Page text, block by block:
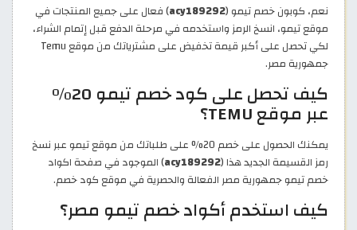
نعم، كوبون خصم تيمو (acy189292) فعال على جميع المنتجات في
موقع تيمو، انسخ الرمز واستخدمه في مرحلة الدفع قبل إتمام الشراء،
لكي تحصل على أكبر قيمة تخفيض على مشترياتك من موقع Temu
جمهورية مصر.
كيف تحصل على كود خصم تيمو 20%
عبر موقع TEMU؟
يمكنك الحصول على خصم 20% على طلباتك من موقع تيمو عبر نسخ
رمز القسيمة الجديد هذا (acy189292) الموجود في صفحة اكواد
خصم تيمو جمهورية مصر الفعالة والحصرية في موقع كود خصم.
كيف استخدم أكواد خصم تيمو مصر؟